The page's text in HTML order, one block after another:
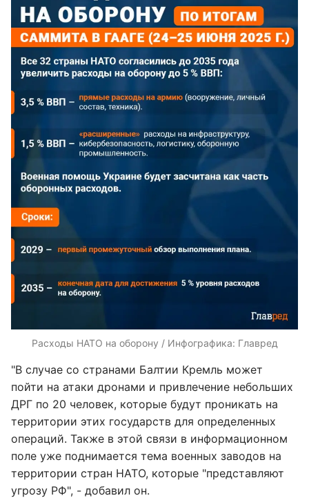
Расходы НАТО на оборону / Инфографика: Главред
"В случае со странами Балтии Кремль может
пойти на атаки дронами и привлечение небольших
ДРГ по 20 человек, которые будут проникать на
территории этих государств для определенных
операций. Также в этой связи в информационном
поле уже поднимается тема военных заводов на
территории стран НАТО, которые "представляют
угрозу РФ", - добавил он.